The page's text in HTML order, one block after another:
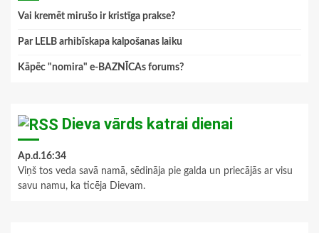
Vai kremēt mirušo ir kristīga prakse?
Par LELB arhibīskapa kalpošanas laiku
Kāpēc "nomira" e-BAZNĪCAs forums?
Dieva vārds katrai dienai
Ap.d.16:34
Viņš tos veda savā namā, sēdināja pie galda un priecājās ar visu
savu namu, ka ticēja Dievam.